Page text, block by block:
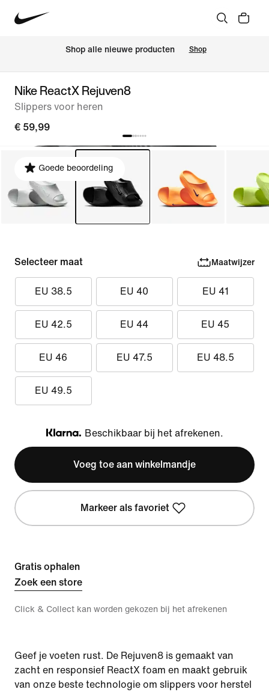
Shop alle nieuwe producten Shop
Nike ReactX Rejuven8
Slippers voor heren
€ 59,99
Goede beoordeling
Selecteer maat Maatwijzer
EU 38.5 EU 40 EU 41
EU 42.5 EU 44 EU 45
EU 46 EU 47.5 EU 48.5
EU 49.5
Klarna
Beschikbaar bij het afrekenen.
Voeg toe aan winkelmandje
Markeer als favoriet
Gratis ophalen
Zoek een store
Click & Collect kan worden gekozen bij het afrekenen
Geef je voeten rust. De Rejuven8 is gemaakt van
zacht en responsief ReactX foam en maakt gebruik
van onze beste technologie om slippers voor herstel